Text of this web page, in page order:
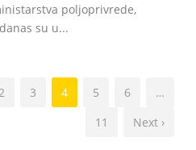
poljoprivrede,
su u...
3 4 5 6
…
11
Next ›